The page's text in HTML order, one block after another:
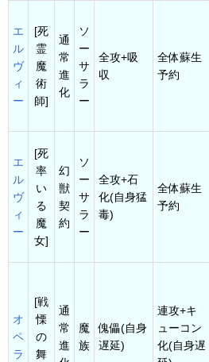
エ
ル
ヴ
ィ
ー
[死
霊
魔
術
師]
通
常
進
化
ソ
ー
サ
ラ
ー
全攻+吸
収
全体蘇生
予約
エ
ル
ヴ
ィ
ー
[死
率
い
る
魔
女]
幻
獣
契
約
ソ
ー
サ
ラ
ー
全攻+石
化(自身猛
毒)
全体蘇生
予約
オ
ペ
ラ
[戦
慄
の
舞
通
常
進
魔
族
傀儡(自身
遅延)
連攻+キ
ューコン
化(自身遅